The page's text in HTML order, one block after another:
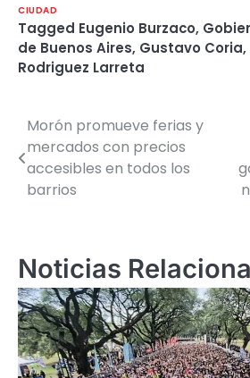
CIUDAD
Tagged Eugenio Burzaco,
de Buenos Aires, Gustavo Coria,
Rodriguez Larreta
Navegación
de
entradas
Morón promueve ferias y
mercados con precios
accesibles en todos los
barrios
Noticias